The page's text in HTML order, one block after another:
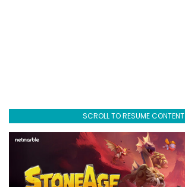
SCROLL TO RESUME CONTENT